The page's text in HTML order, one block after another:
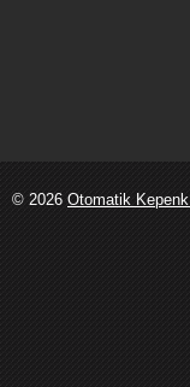
© 2026 Otomatik